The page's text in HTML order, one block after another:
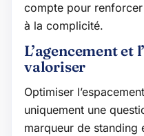
compte pour
à la complicité.
L’agencement et
valoriser
Optimiser
uniquement une
marqueur de standing